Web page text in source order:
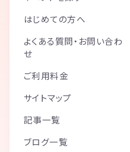
はじめての方へ
よくある質問・お問い合わ
せ
ご利用料金
サイトマップ
記事一覧
ブログ一覧